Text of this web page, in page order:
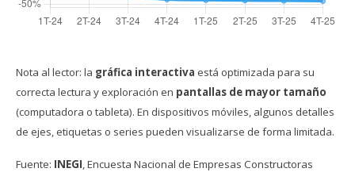
Nota al lector: la gráfica interactiva está optimizada para su
correcta lectura y exploración en pantallas de mayor tamaño
(computadora o tableta). En dispositivos móviles, algunos detalles
de ejes, etiquetas o series pueden visualizarse de forma limitada.
Fuente: INEGI, Encuesta Nacional de Empresas Constructoras